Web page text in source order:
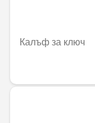
Калъф за ключ